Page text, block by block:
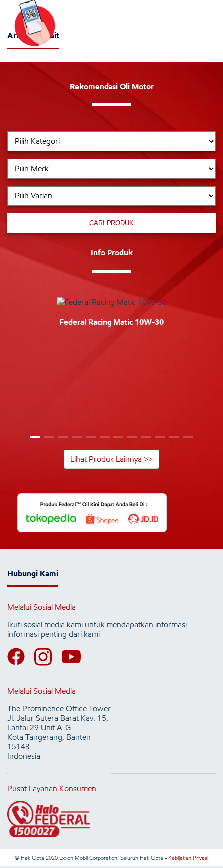
Artikel Terkait
Rekomendasi Oli Motor
CARI PRODUK
Info Produk
Federal Racing Matic 10W-30
Lihat Produk Lainnya >>
Hubungi Kami
Melalui Sosial Media
Ikuti sosial media kami untuk mendapatkan informasi-
informasi penting dari kami
Melalui Sosial Media
The Prominence Office Tower
Jl. Jalur Sutera Barat Kav. 15,
Lantai 29 Unit A-G
Kota Tangerang, Banten
15143
Indonesia
Pusat Layanan Konsumen
© Hak Cipta 2020 Exxon Mobil Corporation. Seluruh Hak Cipta - Kebijakan Privasi